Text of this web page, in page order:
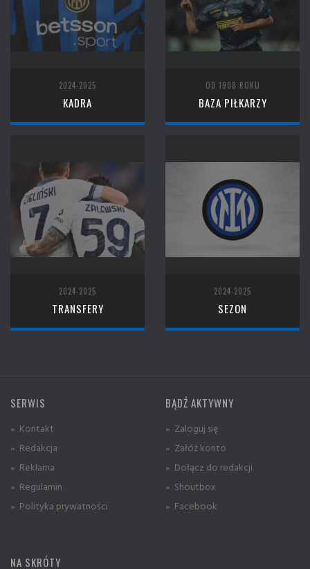
2024-2025
KADRA
OD 1908 ROKU
BAZA PIŁKARZY
2024-2025
TRANSFERY
2024-2025
SEZON
SERWIS
» Kontakt
» Redakcja
» Reklama
» Regulamin
» Polityka prywatności
BĄDŹ AKTYWNY
» Zaloguj się
» Załóż konto
» Dołącz do redakcji
» Shoutbox
» Facebook
NA SKRÓTY